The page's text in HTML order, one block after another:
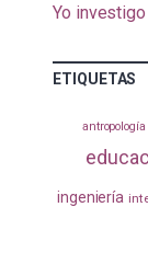
Yo investigo
ETIQUETAS
antropología
ingeniería